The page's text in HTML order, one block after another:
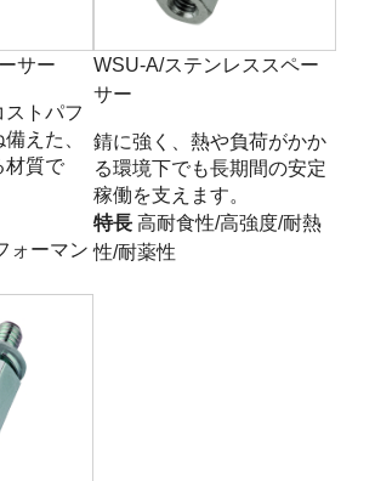
サー
トパフ
えた、
材質で
ォーマン
WSU-A/ステンレススペー
サー
錆に強く、熱や負荷がかか
る環境下でも長期間の安定
稼働を支えます。
特長 高耐食性/高強度/耐熱
性/耐薬性